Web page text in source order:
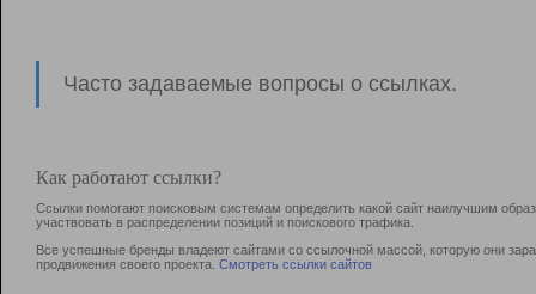
Часто задаваемые вопросы о ссылках.
Как работают ссылки?
Ссылки помогают поисковым системам определить какой сайт наилучшим
участвовать в раcпределении позиций и поискового трафика.
Все успешные бренды владеют сайтами со ссылочной массой, которую они
продвижения своего проекта. Смотреть ссылки сайтов